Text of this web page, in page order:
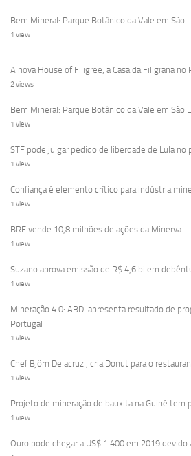
Bem Mineral: Parque Botânico da Vale em São
1 view
A nova House of Filigree, a Casa da Filigrana no
2 views
Bem Mineral: Parque Botânico da Vale em São
1 view
STF pode julgar pedido de liberdade de Lula no
1 view
Confiança é elemento crítico para indústria
1 view
BRF vende 10,8 milhões de ações da Minerva
1 view
Suzano aprova emissão de R$ 4,6 bi em
1 view
Mineração 4.0: ABDI apresenta resultado de
Portugal
1 view
Chef Björn Delacruz , cria Donut para o
1 view
Projeto de mineração de bauxita na Guiné tem
1 view
Ouro pode chegar a US$ 1.400 em 2019 devido